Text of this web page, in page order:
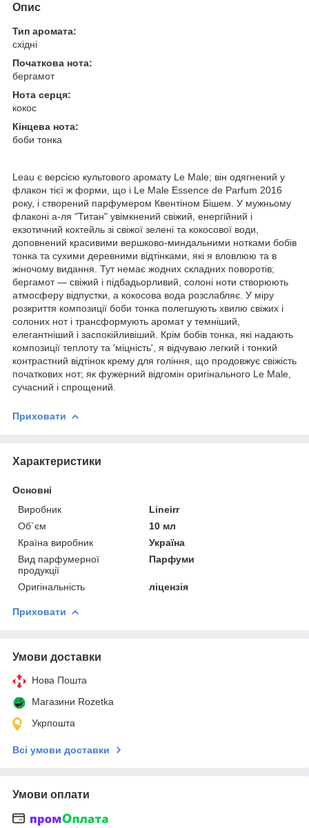
Опис
Тип аромата:
східні
Початкова нота:
бергамот
Нота серця:
кокос
Кінцева нота:
боби тонка
Leau є версією культового аромату Le Male; він одягнений у
флакон тієї ж форми, що і Le Male Essence de Parfum 2016
року, і створений парфумером Квентіном Бішем. У мужньому
флаконі а-ля "Титан" увімкнений свіжий, енергійний і
екзотичний коктейль зі свіжої зелені та кокосової води,
доповнений красивими вершково-миндальними нотками бобів
тонка та сухими деревними відтінками, які я вловлюю та в
жіночому видання. Тут немає жодних складних поворотів;
бергамот — свіжий і підбадьорливий, солоні ноти створюють
атмосферу відпустки, а кокосова вода розслабляє. У міру
розкриття композиції боби тонка полегшують хвилю свіжих і
солоних нот і трансформують аромат у темніший,
елегантніший і заспокійливіший. Крім бобів тонка, які надають
композиції теплоту та 'міцність', я відчуваю легкий і тонкий
контрастний відтінок крему для гоління, що продовжує свіжість
початкових нот; як фужерний відгомін оригінального Le Male,
сучасний і спрощений.
Приховати
Характеристики
Основні
Виробник
Lineirr
Об`єм
10 мл
Країна виробник
Україна
Вид парфумерної
продукції
Парфуми
Оригінальність ліцензія
Приховати
Умови доставки
Нова Пошта
Магазини Rozetka
Укрпошта
Всі умови доставки
Умови оплати